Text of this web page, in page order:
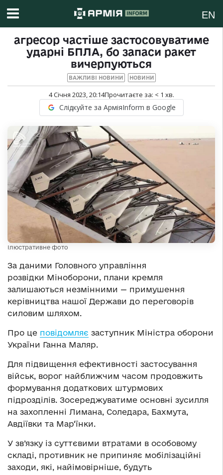
EN
агресор частіше застосовуватиме
ударні БПЛА, бо запаси ракет
вичерпуються
ВАЖЛИВІ НОВИНИ НОВИНИ
4 Січня 2023, 20:14Прочитаєте за: < 1 хв.
Слідкуйте за АрміяInform в Google
Ілюстративне фото
За даними Головного управління
розвідки Міноборони, плани кремля
залишаються незмінними — примушення
керівництва нашої Держави до переговорів
силовим шляхом.
Про це повідомляє заступник Міністра оборони
України Ганна Маляр.
Для підвищення ефективності застосування
військ, ворог найближчим часом продовжить
формування додаткових штурмових
підрозділів. Зосереджуватиме основні зусилля
на захопленні Лимана, Соледара, Бахмута,
Авдіївки та Мар‘їнки.
У зв’язку із суттєвими втратами в особовому
складі, противник не припиняє мобілізаційні
заходи, які, найімовірніше, будуть